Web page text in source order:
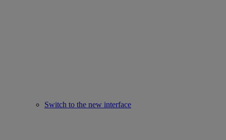
Switch to the new interface